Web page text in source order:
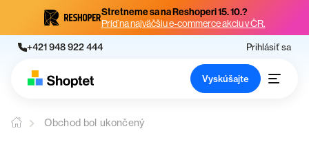
Stretneme sa na Reshoperi 15. 10.?
Príď na najväčšiu e-commerce akciu v ČR.
+421 948 922 444 Prihlásiť sa
Vyskúšajte
Obchod bol ukončený